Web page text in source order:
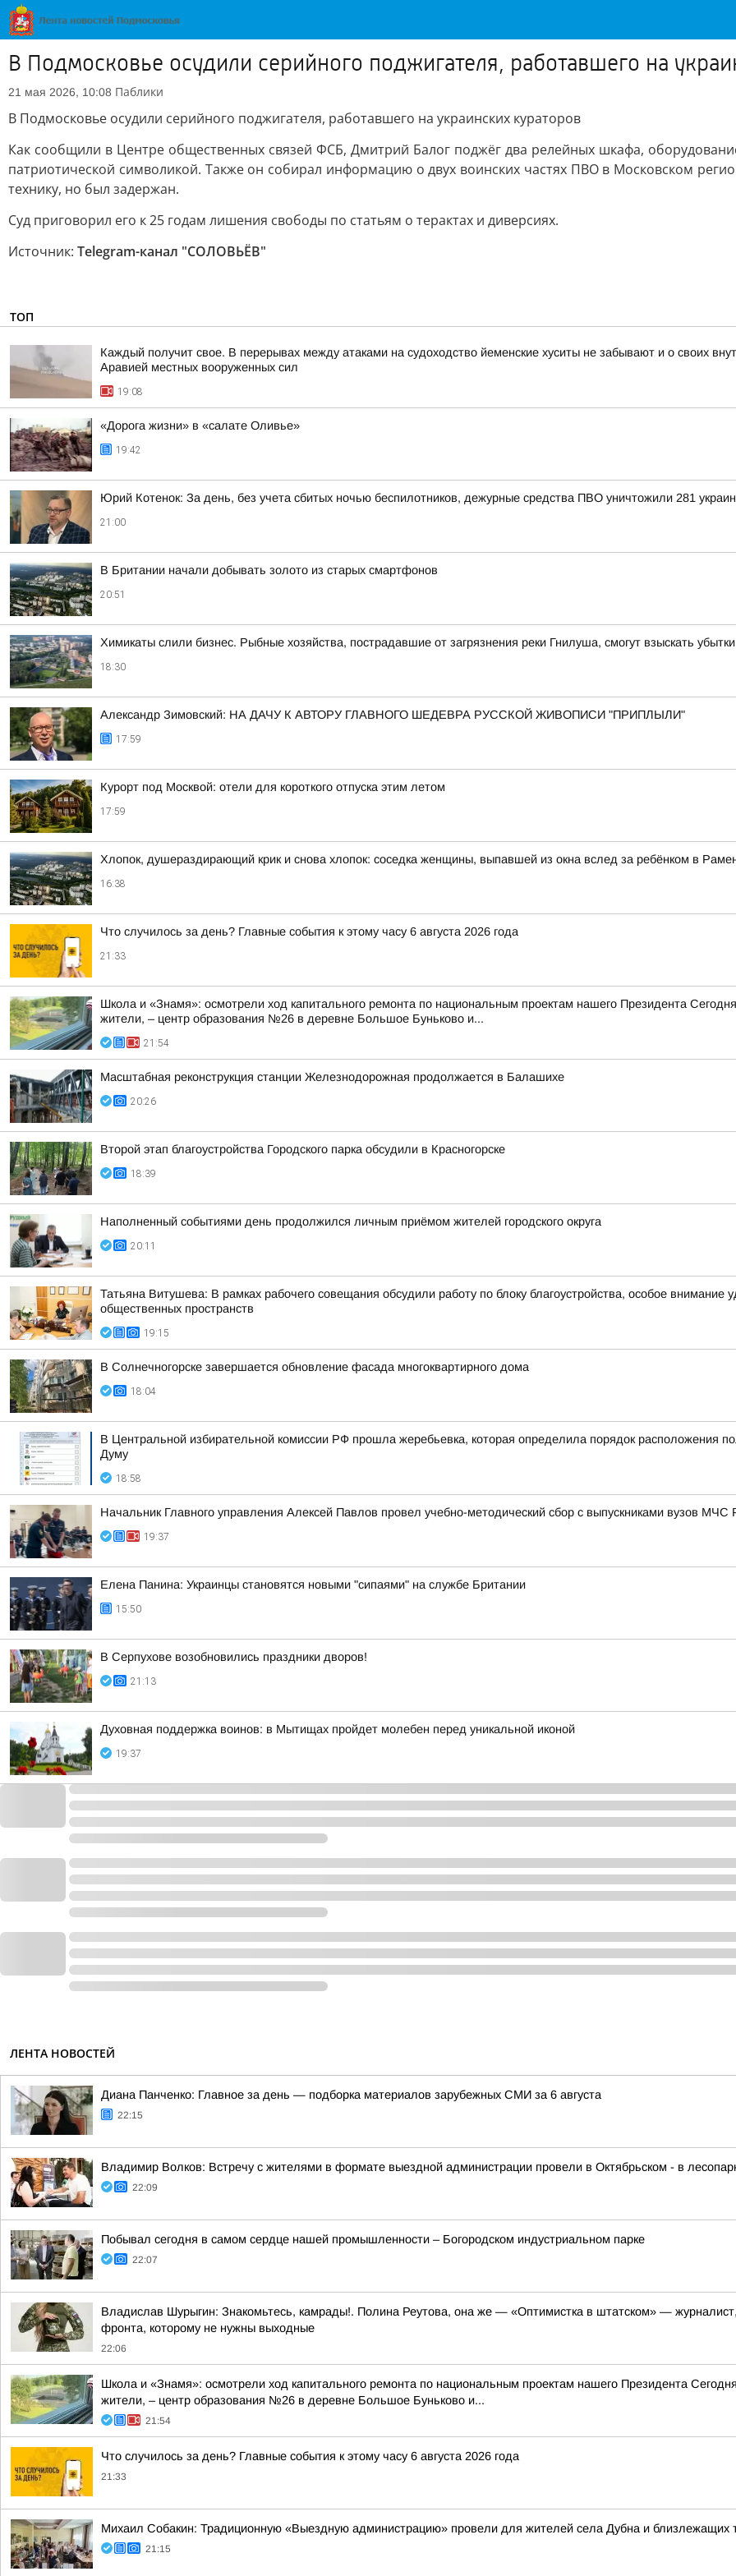
В Подмосковье осудили серийного поджигателя, работавшего на
21 мая 2026, 10:08 Паблики
В Подмосковье осудили серийного поджигателя, работавшего на украинских кураторов
Как сообщили в Центре общественных связей ФСБ, Дмитрий Балог поджёг два релейных шкафа,
патриотической символикой. Также он собирал информацию о двух воинских частях ПВО в Московском
технику, но был задержан.
Суд приговорил его к 25 годам лишения свободы по статьям о терактах и диверсиях.
Источник: Telegram-канал "СОЛОВЬЁВ"
ТОП
Каждый получит свое. В перерывах между атаками на судоходство йеменские хуситы не забывают и о своих
Аравией местных вооруженных сил
19:08
«Дорога жизни» в «салате Оливье»
19:42
Юрий Котенок: За день, без учета сбитых ночью беспилотников, дежурные средства ПВО уничтожили 281
21:00
В Британии начали добывать золото из старых смартфонов
20:51
Химикаты слили бизнес. Рыбные хозяйства, пострадавшие от загрязнения реки Гнилуша, смогут взыскать убытки
18:30
Александр Зимовский: НА ДАЧУ К АВТОРУ ГЛАВНОГО ШЕДЕВРА РУССКОЙ ЖИВОПИСИ "ПРИПЛЫЛИ"
17:59
Курорт под Москвой: отели для короткого отпуска этим летом
17:59
Хлопок, душераздирающий крик и снова хлопок: соседка женщины, выпавшей из окна вслед за ребёнком в
16:38
Что случилось за день? Главные события к этому часу 6 августа 2026 года
21:33
Школа и «Знамя»: осмотрели ход капитального ремонта по национальным проектам нашего Президента
жители, – центр образования №26 в деревне Большое Буньково и...
21:54
Масштабная реконструкция станции Железнодорожная продолжается в Балашихе
20:26
Второй этап благоустройства Городского парка обсудили в Красногорске
18:39
Наполненный событиями день продолжился личным приёмом жителей городского округа
20:11
Татьяна Витушева: В рамках рабочего совещания обсудили работу по блоку благоустройства, особое внимание
общественных пространств
19:15
В Солнечногорске завершается обновление фасада многоквартирного дома
18:04
В Центральной избирательной комиссии РФ прошла жеребьевка, которая определила порядок расположения
Думу
18:58
Начальник Главного управления Алексей Павлов провел учебно-методический сбор с выпускниками вузов МЧС
19:37
Елена Панина: Украинцы становятся новыми "сипаями" на службе Британии
15:50
В Серпухове возобновились праздники дворов!
21:13
Духовная поддержка воинов: в Мытищах пройдет молебен перед уникальной иконой
19:37
ЛЕНТА НОВОСТЕЙ
Диана Панченко: Главное за день — подборка материалов зарубежных СМИ за 6 августа
22:15
Владимир Волков: Встречу с жителями в формате выездной администрации провели в Октябрьском - в
22:09
Побывал сегодня в самом сердце нашей промышленности – Богородском индустриальном парке
22:07
Владислав Шурыгин: Знакомьтесь, камрады!. Полина Реутова, она же — «Оптимистка в штатском» —
фронта, которому не нужны выходные
22:06
Школа и «Знамя»: осмотрели ход капитального ремонта по национальным проектам нашего Президента
жители, – центр образования №26 в деревне Большое Буньково и...
21:54
Что случилось за день? Главные события к этому часу 6 августа 2026 года
21:33
Михаил Собакин: Традиционную «Выездную администрацию» провели для жителей села Дубна и близлежащих
21:15